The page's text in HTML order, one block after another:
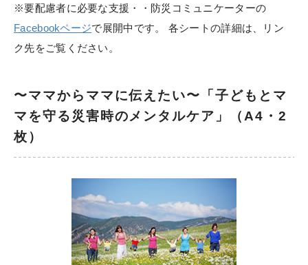
※要配慮者に必要な支援・・防災コミュニケーターの
Facebookページで展開中です。 各シートの詳細は、リン
ク先をご覧ください。
〜ママからママに伝えたい〜「子どもとマ
マを守る災害時のメンタルケア」（A4・2
枚）